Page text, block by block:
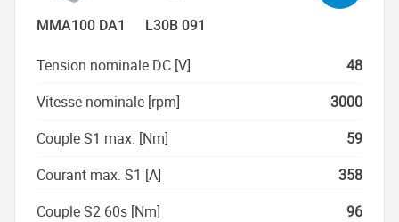
MMA100 DA1 L30B 091
Tension nominale DC [V]
48
Vitesse nominale [rpm]
3000
Couple S1 max. [Nm]
59
Courant max. S1 [A]
358
Couple S2 60s [Nm]
96